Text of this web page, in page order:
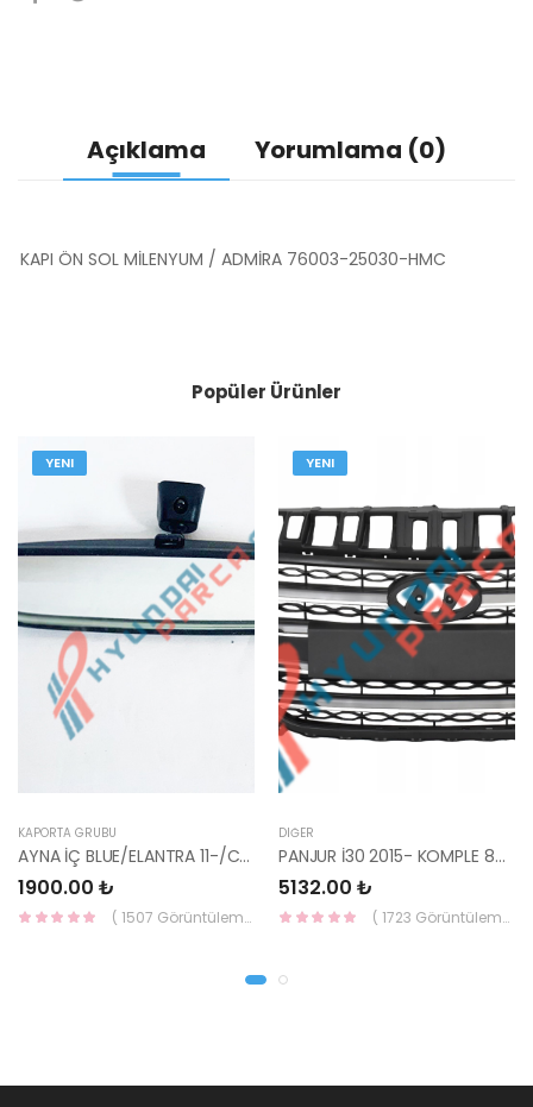
Açıklama Yorumlama (0)
KAPI ÖN SOL MİLENYUM / ADMİRA 76003-25030-HMC
Popüler Ürünler
YENI
KAPORTA GRUBU
AYNA İÇ BLUE/ELANTRA 11-/CEED 10-/RİO 12-/SPORTAGE 11- 85101-3X100-HMC
1900.00 ₺
( 1507 Görüntüleme )
YENI
DIĞER
PANJUR İ30 2015- KOMPLE 86350-A6800-YS
5132.00 ₺
( 1723 Görüntüleme )